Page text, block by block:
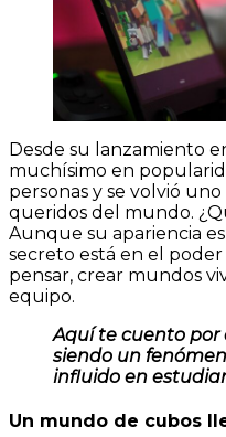
Desde su lanzamiento
muchísimo en
personas y se volvió
queridos del mundo.
Aunque su apariencia
secreto está en el
pensar, crear mundos
equipo.
Aquí te cuento por
siendo un
influido en
Un mundo de cubos